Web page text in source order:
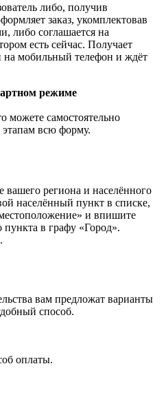
либо, получив
заказ, укомплектовав
либо соглашается на
есть сейчас. Получает
на мобильный телефон и ждёт
режиме
можете самостоятельно
этапам всю форму.
вашего региона и населённого
населённый пункт в списке,
и впишите
пункта в графу «Город».
вам предложат варианты
способ.
оплаты.